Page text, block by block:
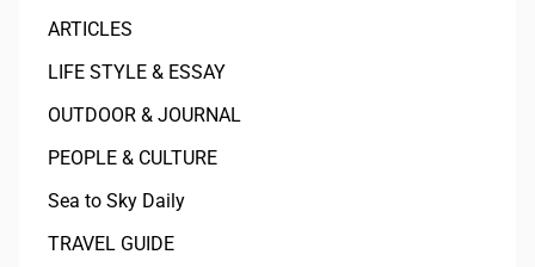
ARTICLES
LIFE STYLE & ESSAY
OUTDOOR & JOURNAL
PEOPLE & CULTURE
Sea to Sky Daily
TRAVEL GUIDE